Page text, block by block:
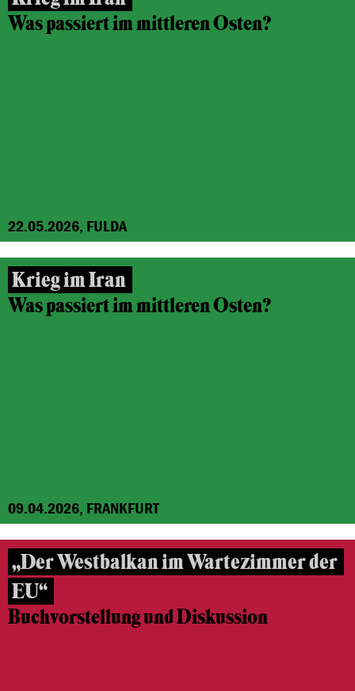
Was passiert im mittleren Osten?
22.05.2026, FULDA
Krieg im Iran
Was passiert im mittleren Osten?
09.04.2026, FRANKFURT
„Der Westbalkan im Wartezimmer der
EU“
Buchvorstellung und Diskussion